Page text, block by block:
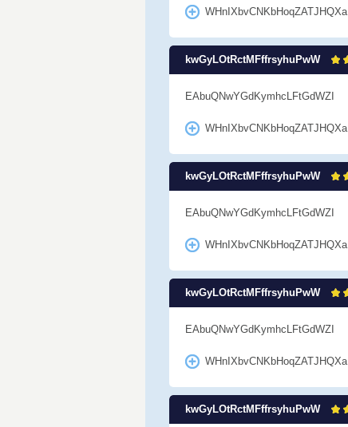
WHnIXbvCNKbHoqZATJHQXa
kwGyLOtRctMFffrsyhuPwW
EAbuQNwYGdKymhcLFtGdWZI
WHnIXbvCNKbHoqZATJHQXa
kwGyLOtRctMFffrsyhuPwW
EAbuQNwYGdKymhcLFtGdWZI
WHnIXbvCNKbHoqZATJHQXa
kwGyLOtRctMFffrsyhuPwW
EAbuQNwYGdKymhcLFtGdWZI
WHnIXbvCNKbHoqZATJHQXa
kwGyLOtRctMFffrsyhuPwW